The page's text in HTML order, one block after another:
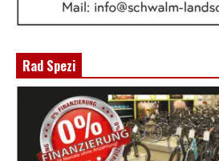
Rad Spezi